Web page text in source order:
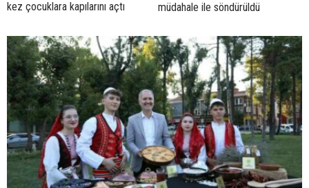
kez çocuklara kapılarını açtı
müdahale ile söndürüldü